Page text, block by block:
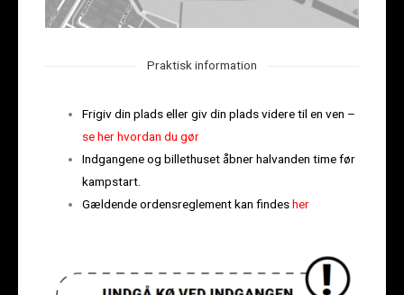
Praktisk information
Frigiv din plads eller giv din plads videre til en ven –
se her hvordan du gør
Indgangene og billethuset åbner halvanden time før
kampstart.
Gældende ordensreglement kan findesher